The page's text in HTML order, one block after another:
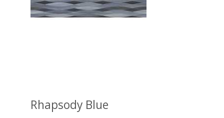
Rhapsody Blue